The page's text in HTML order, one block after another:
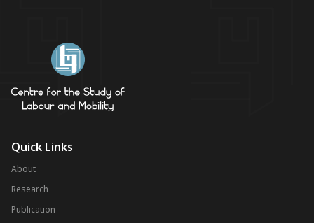
Quick Links
About
Research
Publication